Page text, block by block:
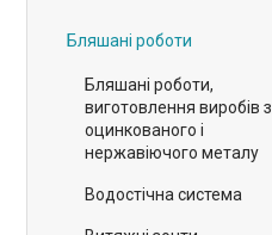
Бляшані роботи
Бляшані роботи,
виготовлення виробів з
оцинкованого і
нержавіючого металу
Водостічна система